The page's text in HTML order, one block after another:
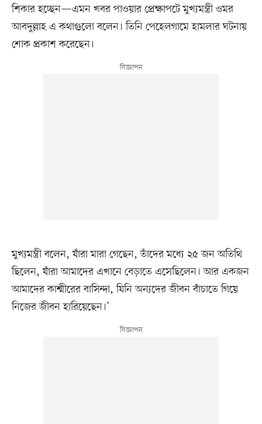
শিকার হচ্ছেন—এমন খবর পাওয়ার প্রেক্ষাপটে মুখ্যমন্ত্রী ওমর
আবদুল্লাহ এ কথাগুলো বলেন। তিনি পেহেলগামে হামলার ঘটনায়
শোক প্রকাশ করেছেন।
মুখ্যমন্ত্রী বলেন, যাঁরা মারা গেছেন, তাঁদের মধ্যে ২৫ জন অতিথি
ছিলেন, যাঁরা আমাদের এখানে বেড়াতে এসেছিলেন। আর একজন
আমাদের কাশ্মীরের বাসিন্দা, যিনি অন্যদের জীবন বাঁচাতে গিয়ে
নিজের জীবন হারিয়েছেন।’